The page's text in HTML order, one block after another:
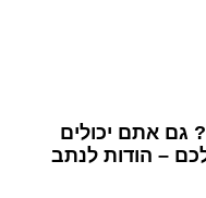
אתם יכולים
הודות לנתב